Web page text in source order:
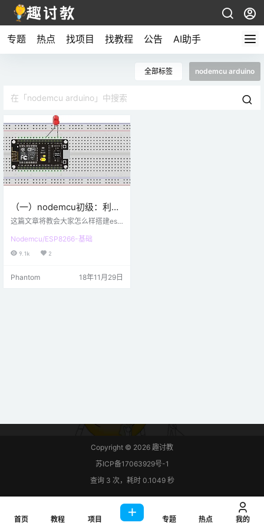
专题 热点 找项目 找教程 公告 AI助手
全部标签 nodemcu arduino
（一）nodemcu初级：利用
Arduino进行开发
这篇文章将教会大家怎么样搭建esp
odemcu，nodemcu开发板使用的
就是esp8266模块，感谢那些将ard
款廉价且带有wifi的开发板。让我们
Nodemcu/ESP8266-基础
9.1k 2
Phantom 18年11月29日
Copyright © 2026 趣讨教
苏ICP备17063929号-1
查询 3 次，耗时 0.1049 秒
首页 教程 项目 专题 热点 我的